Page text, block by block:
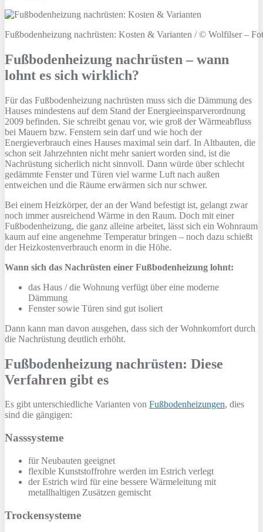
Fußbodenheizung nachrüsten: Kosten & Varianten / © Wolfilser –
Fußbodenheizung nachrüsten – wann
lohnt es sich wirklich?
Für das Fußbodenheizung nachrüsten muss sich die Dämmung des
Hauses mindestens auf dem Stand der Energieeinsparverordnung
2009 befinden. Sie schreibt genau vor, wie groß der Wärmeabfluss
bei Mauern bzw. Fenstern sein darf und wie hoch der
Energieverbrauch eines Hauses maximal sein darf. In Altbauten, die
schon seit Jahrzehnten nicht mehr saniert worden sind, ist die
Nachrüstung sicherlich nicht sinnvoll. Dann würde über schlecht
gedämmte Fenster und Türen viel warme Luft nach außen
entweichen und die Räume erwärmen sich nur schwer.
Bei einem Heizkörper, der an der Wand befestigt ist, gelangt zwar
noch immer ausreichend Wärme in den Raum. Doch mit einer
Fußbodenheizung, die ganz alleine arbeitet, lässt sich ein Wohnraum
kaum auf eine angenehme Temperatur bringen – noch dazu schießt
der Heizkostenverbrauch enorm in die Höhe.
Wann sich das Nachrüsten einer Fußbodenheizung lohnt:
das Haus / die Wohnung verfügt über eine moderne
Dämmung
Fenster sowie Türen sind gut isoliert
Dann kann man davon ausgehen, dass sich der Wohnkomfort durch
die Nachrüstung deutlich erhöht.
Fußbodenheizung nachrüsten: Diese
Verfahren gibt es
Es gibt unterschiedliche Varianten von Fußbodenheizungen, dies
sind die gängigen:
Nasssysteme
für Neubauten geeignet
flexible Kunststoffrohre werden im Estrich verlegt
der Estrich wird für eine bessere Wärmeleitung mit
metallhaltigen Zusätzen gemischt
Trockensysteme